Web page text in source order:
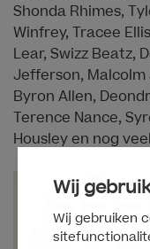
Wij
Wij gebruiken
Shonda Rhimes,
Winfrey, Tracee
Lear, Swizz Beatz,
Jefferson, Malcolm
Byron Allen,
Terence Nance,
Housley en nog